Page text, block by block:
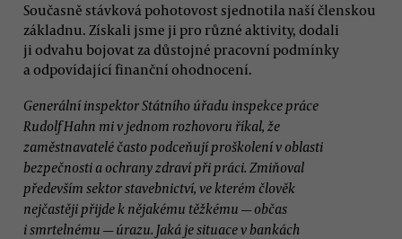
Současně stávková pohotovost sjednotila naší členskou
základnu. Získali jsme ji pro různé aktivity, dodali
ji odvahu bojovat za důstojné pracovní podmínky
a odpovídající finanční ohodnocení.
Generální inspektor Státního úřadu inspekce práce
Rudolf Hahn mi v jednom rozhovoru říkal, že
zaměstnavatelé často podceňují proškolení v oblasti
bezpečnosti a ochrany zdraví při práci. Zmiňoval
především sektor stavebnictví, ve kterém člověk
nejčastěji přijde k nějakému těžkému — občas
i smrtelnému — úrazu. Jaká je situace v bankách